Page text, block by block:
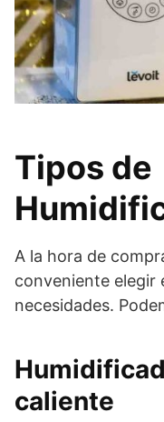
Tipos de
A la hora de
conveniente elegir
necesidades.
caliente